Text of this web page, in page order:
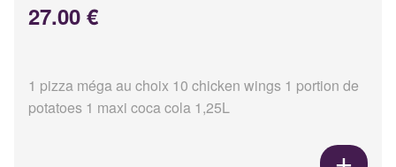
27.00 €
1 pizza méga au choix 10 chicken wings 1 portion de
potatoes 1 maxi coca cola 1,25L